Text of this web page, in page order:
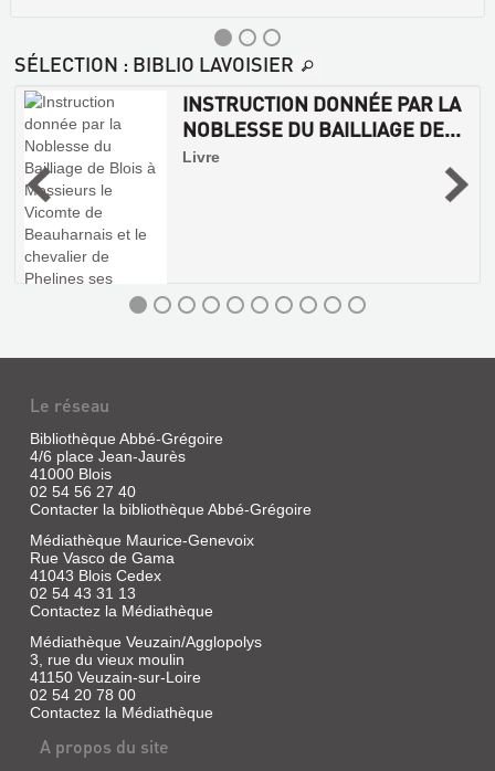
TRAITÉ
ÉLÉMENTAIRE
Lavoisier,
Antoine-
Laurent
de
J.
1992
SÉLECTION : BIBLIO LAVOISIER
INSTRUCTION DONNÉE PAR LA
NOBLESSE DU BAILLIAGE DE...
Livre
Le réseau
Bibliothèque Abbé-Grégoire
4/6 place Jean-Jaurès
41000 Blois
02 54 56 27 40
Contacter la bibliothèque Abbé-Grégoire
Médiathèque Maurice-Genevoix
Rue Vasco de Gama
41043 Blois Cedex
02 54 43 31 13
Contactez la Médiathèque
Médiathèque Veuzain/Agglopolys
3, rue du vieux moulin
41150 Veuzain-sur-Loire
02 54 20 78 00
Contactez la Médiathèque
A propos du site